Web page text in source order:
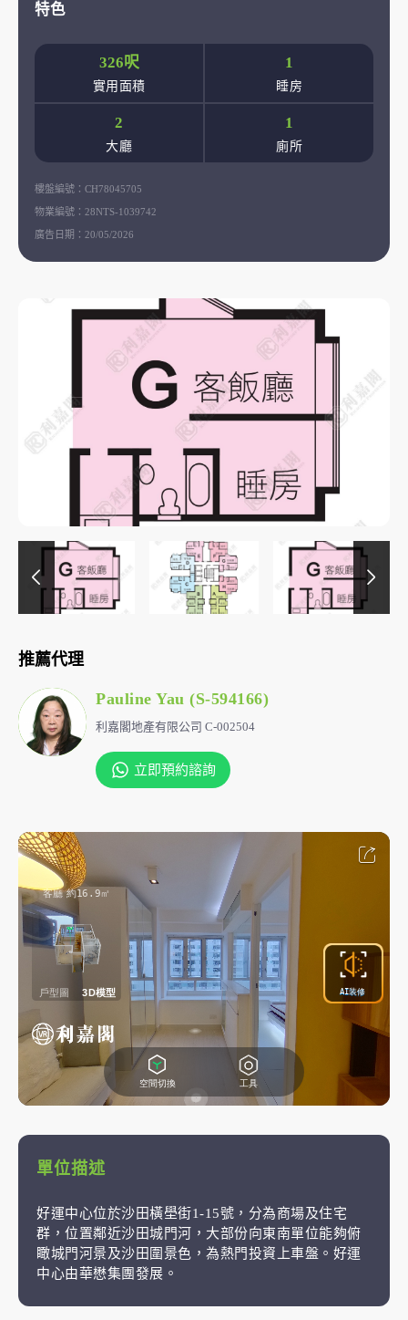
特色
326呎
實用面積
1
睡房
2
大廳
1
廁所
樓盤編號： CH78045705
物業編號： 28NTS-1039742
廣告日期： 20/05/2026
推薦代理
Pauline Yau (S-594166)
利嘉閣地產有限公司 C-002504
立即預約諮詢
單位描述
好運中心位於沙田橫壆街1-15號，分為商場及住宅
群，位置鄰近沙田城門河，大部份向東南單位能夠俯
瞰城門河景及沙田圍景色，為熱門投資上車盤。好運
中心由華懋集團發展。